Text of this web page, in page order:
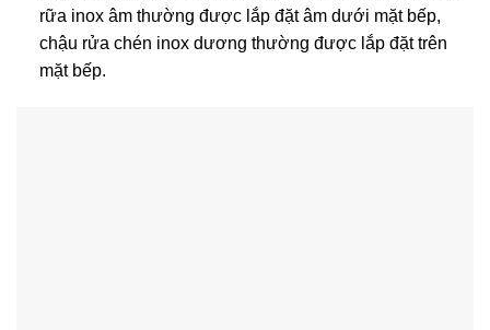
rữa inox âm thường được lắp đặt âm dưới mặt bếp,
chậu rửa chén inox dương thường được lắp đặt trên
mặt bếp.